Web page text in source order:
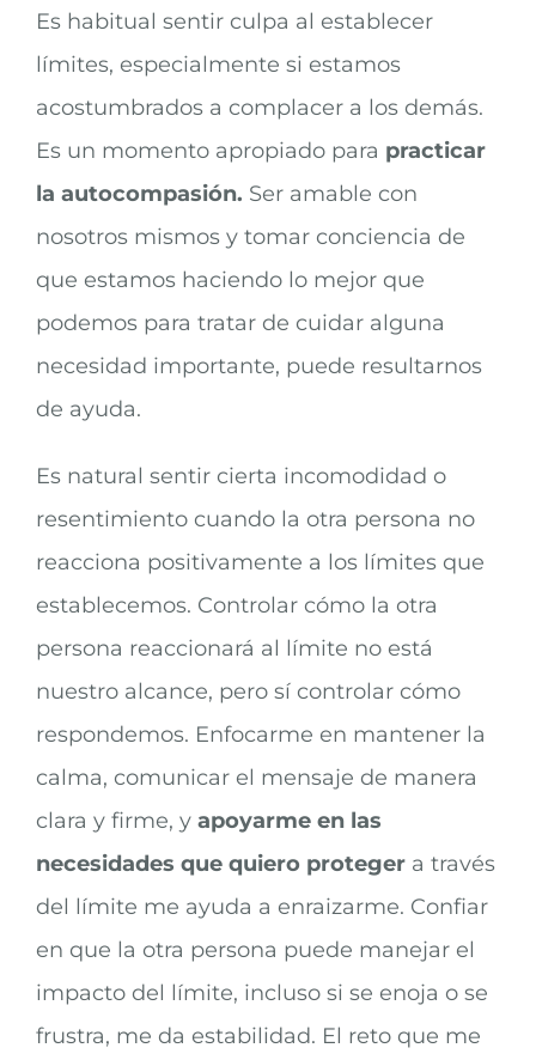
Es habitual sentir culpa al establecer
límites, especialmente si estamos
acostumbrados a complacer a los demás.
Es un momento apropiado para practicar
la autocompasión. Ser amable con
nosotros mismos y tomar conciencia de
que estamos haciendo lo mejor que
podemos para tratar de cuidar alguna
necesidad importante, puede resultarnos
de ayuda.
Es natural sentir cierta incomodidad o
resentimiento cuando la otra persona no
reacciona positivamente a los límites que
establecemos. Controlar cómo la otra
persona reaccionará al límite no está
nuestro alcance, pero sí controlar cómo
respondemos. Enfocarme en mantener la
calma, comunicar el mensaje de manera
clara y firme, y apoyarme en las
necesidades que quiero proteger a través
del límite me ayuda a enraizarme. Confiar
en que la otra persona puede manejar el
impacto del límite, incluso si se enoja o se
frustra, me da estabilidad. El reto que me